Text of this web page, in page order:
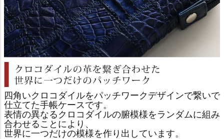
四角いクロコダイルをパッチワークデザインで繋いで
仕立てた手帳ケースです。
表情の異なるクロコダイルの腑模様をランダムに組み
合わせることにより、
世界に一つだけの模様を作り出しています。